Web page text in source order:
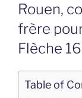
Rouen,
frère
Flèche
Table of